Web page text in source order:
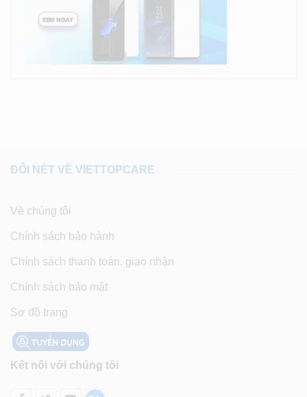
ĐÔI NÉT VỀ VIETTOPCARE
Về chúng tôi
Chính sách bảo hành
Chính sách thanh toán, giao nhận
Chính sách bảo mật
Sơ đồ trang
Kết nối với chúng tôi